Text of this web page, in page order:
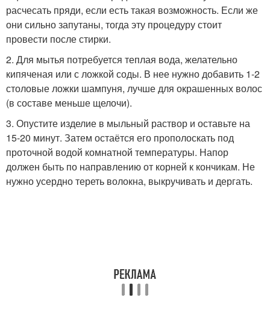
расчесать пряди, если есть такая возможность. Если же
они сильно запутаны, тогда эту процедуру стоит
провести после стирки.
2. Для мытья потребуется теплая вода, желательно
кипяченая или с ложкой соды. В нее нужно добавить 1-2
столовые ложки шампуня, лучше для окрашенных волос
(в составе меньше щелочи).
3. Опустите изделие в мыльный раствор и оставьте на
15-20 минут. Затем остаётся его прополоскать под
проточной водой комнатной температуры. Напор
должен быть по направлению от корней к кончикам. Не
нужно усердно тереть волокна, выкручивать и дергать.